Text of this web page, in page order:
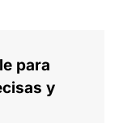
para
y